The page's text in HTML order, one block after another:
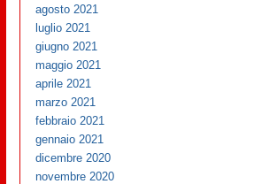
agosto 2021
luglio 2021
giugno 2021
maggio 2021
aprile 2021
marzo 2021
febbraio 2021
gennaio 2021
dicembre 2020
novembre 2020